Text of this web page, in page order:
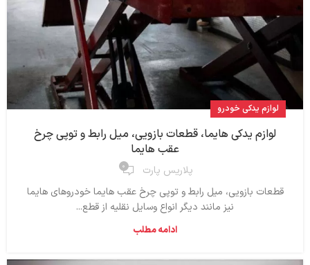
لوازم یدکی خودرو
لوازم یدکی هایما، قطعات بازویی، میل رابط و توپی چرخ
عقب هایما
پلاریس پارت ۰
قطعات بازویی، میل رابط و توپی چرخ عقب هایما خودروهای هایما
نیز مانند دیگر انواع وسایل نقلیه از قطع...
ادامه مطلب